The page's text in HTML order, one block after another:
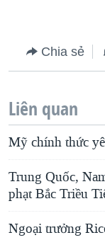
Chia sẻ
Liên quan
Mỹ chính thức
Trung Quốc,
phạt Bắc Triều
Ngoại trưởng